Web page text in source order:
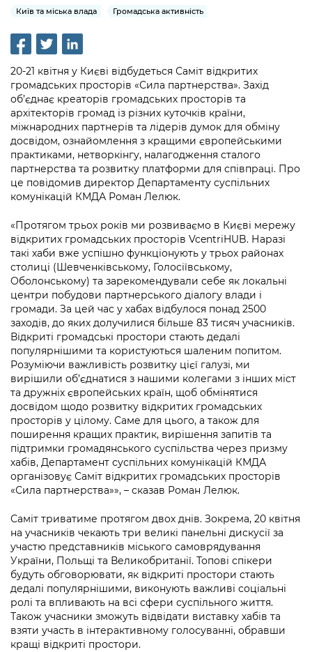
Рішення та розпорядження
Проєкти розпоряджень, що
перебувають на погодженні КМВА
Рішення Київради
Контактна інформація
Графік роботи та прийому громадян
Вакансії
Статистика
Звернення громадян
Регуляторна діяльність
Промисловість і наука Києва
Підприємства, установи, організації
Kyiv International Relations
Річні звіти
Гендерна політика
Безбар'єрність
Київська міська військова адміністрація
Освіта та навчальні заклади
Дороги, транспорт та парковки
Навколишнє середовище міста
Містобудування та земельні ділянки
Культура, спорт, дозвілля
Бізнес та ліцензування
Фінанси та бюджет
Ритуальні послуги
Іноземцям / For foreigners
Пам'ятки культурної спадщини
Портал Захисників та Захисниць
Безбар'єрність
Портал послуг
Міський застосунок Київ Цифровий
Важливе під час воєнного стану
Громадська експертиза
Громадський бюджет
Консультації з громадськістю
Громадська рада
Петиції
Відкритий бюджет
Контактний центр
Допомога учасникам АТО
Рада з питань внутрішньо переміщених
осіб при Київській міській військовій
адміністрації
«Ініціатива «Партнерство «Відкритий
Уряд» – місцевий рівень»
Важливе під час воєнного стану
Інформація з обмеженим доступом
Проекти нормативно-правових та
інших актів
Нормативна база
Питання і відповіді про публічну
інформацію
бездіяльності розпорядників інформації
Звіти про опрацювання запитів на
публічну інформацію
Інформація для споживачів
Про відкриті дані
Портал даних Києва
Публічні дашборди
Медіагалерея
Підписатися на новини та анонси від
from the KCSA
Порядок акредитації медіа /
Accreditation process
Подати журналістський запит /
Submitting a media request
Зйомки в лікарнях в умовах воєнного
hospitals at work under martial law
Контакти для медіа / Contacts for mass
media
Київ та міська влада Громадська активність
20-21 квітня у Києві відбудеться Саміт відкритих
громадських просторів «Сила партнерства». Захід
об’єднає креаторів громадських просторів та
архітекторів громад із різних куточків країни,
міжнародних партнерів та лідерів думок для обміну
досвідом, ознайомлення з кращими європейськими
практиками, нетворкінгу, налагодження сталого
партнерства та розвитку платформи для співпраці. Про
це повідомив директор Департаменту суспільних
комунікацій КМДА Роман Лелюк.
«Протягом трьох років ми розвиваємо в Києві мережу
відкритих громадських просторів VcentriHUB. Наразі
такі хаби вже успішно функціонують у трьох районах
столиці (Шевченківському, Голосіївському,
Оболонському) та зарекомендували себе як локальні
центри побудови партнерського діалогу влади і
громади. За цей час у хабах відбулося понад 2500
заходів, до яких долучилися більше 83 тисяч учасників.
Відкриті громадські простори стають дедалі
популярнішими та користуються шаленим попитом.
Розуміючи важливість розвитку цієї галузі, ми
вирішили об’єднатися з нашими колегами з інших міст
та дружніх європейських країн, щоб обмінятися
досвідом щодо розвитку відкритих громадських
просторів у цілому. Саме для цього, а також для
поширення кращих практик, вирішення запитів та
підтримки громадянського суспільства через призму
хабів, Департамент суспільних комунікацій КМДА
організовує Саміт відкритих громадських просторів
«Сила партнерства»», – сказав Роман Лелюк.
Саміт триватиме протягом двох днів. Зокрема, 20 квітня
на учасників чекають три великі панельні дискусії за
участю представників міського самоврядування
України, Польщі та Великобританії. Топові спікери
будуть обговорювати, як відкриті простори стають
дедалі популярнішими, виконують важливі соціальні
ролі та впливають на всі сфери суспільного життя.
Також учасники зможуть відвідати виставку хабів та
взяти участь в інтерактивному голосуванні, обравши
кращі відкриті простори.